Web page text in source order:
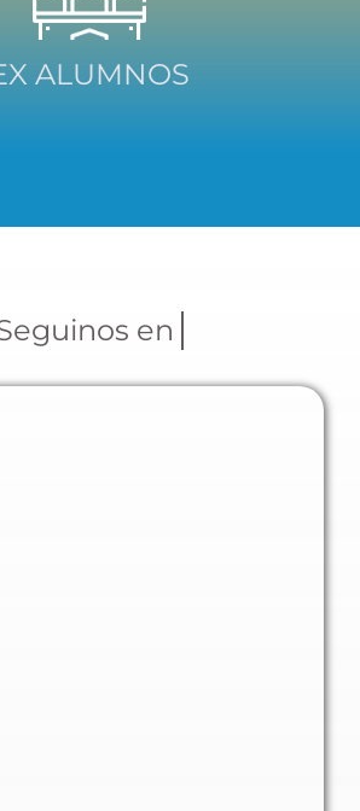
ALUMNOS
en